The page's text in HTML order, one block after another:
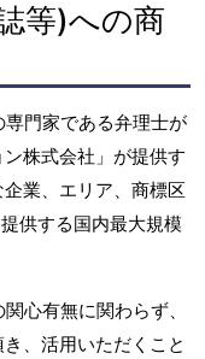
等)への商
専門家である弁理士が
株式会社」が提供す
業、エリア、商標区
供する国内最大規模
心有無に関わらず、
、活用いただくこと